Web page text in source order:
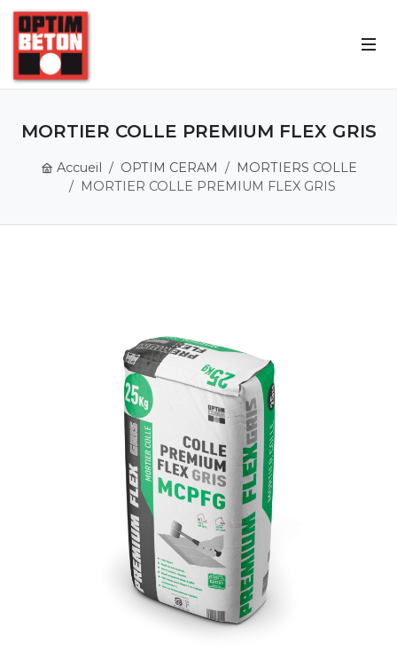
MORTIER COLLE PREMIUM FLEX GRIS
Accueil OPTIM CERAM
MORTIERS COLLE
MORTIER COLLE PREMIUM FLEX GRIS